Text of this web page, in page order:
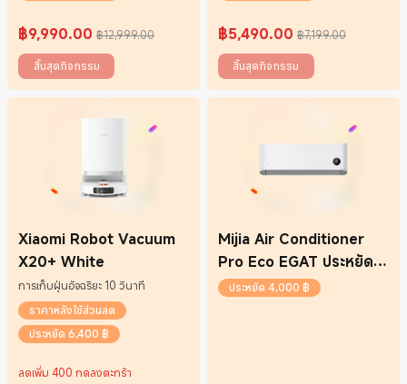
฿9,990.00
Current Price ฿9990
฿12,999.00
ราคาโปรโมชั่น ฿12,999.00
สิ้นสุดกิจกรรม
฿5,490.00
Current Price ฿5490
฿7,199.00
ราคาโปรโมชั่น ฿7,199.00
สิ้นสุดกิจกรรม
Xiaomi Robot Vacuum
X20+ White
การเก็บฝุ่นอัจฉริยะ 10 วินาที
ราคาหลังใช้ส่วนลด
ประหยัด 6,400 ฿
ลดเพิ่ม 400 กดลงตะกร้า
Mijia Air Conditioner
Pro Eco EGAT ประหยัด
ไฟเบอร์ 5 ระดับ 3 ดาว
ประหยัด 4,000 ฿